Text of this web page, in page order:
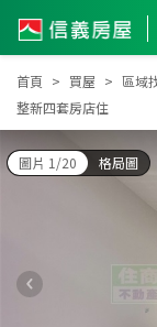
首頁 買屋 區域
整新四套房店住
圖片 1/20 格局圖